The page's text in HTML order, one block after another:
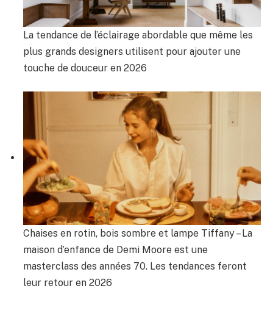
La tendance de l’éclairage abordable que même les
plus grands designers utilisent pour ajouter une
touche de douceur en 2026
Chaises en rotin, bois sombre et lampe Tiffany – La
maison d’enfance de Demi Moore est une
masterclass des années 70. Les tendances feront
leur retour en 2026